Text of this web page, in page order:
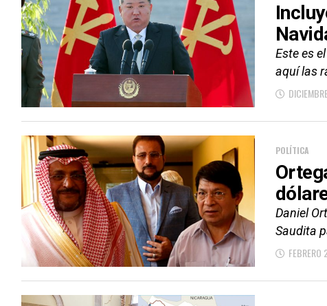
Este es
aquí las
POLÍTICA
Daniel
Saudita